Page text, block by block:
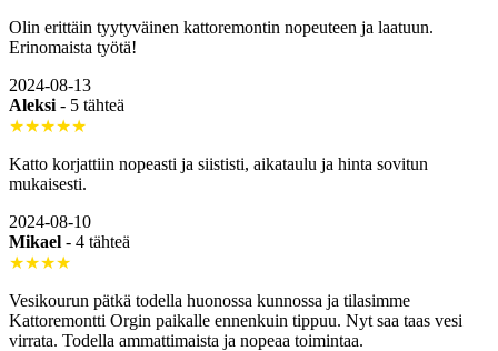
Olin erittäin tyytyväinen kattoremontin nopeuteen ja laatuun.
Erinomaista työtä!
2024-08-13
Aleksi - 5 tähteä
★★★★★
Katto korjattiin nopeasti ja siististi, aikataulu ja hinta sovitun
mukaisesti.
2024-08-10
Mikael - 4 tähteä
★★★★
Vesikourun pätkä todella huonossa kunnossa ja tilasimme
Kattoremontti Orgin paikalle ennenkuin tippuu. Nyt saa taas vesi
virrata. Todella ammattimaista ja nopeaa toimintaa.